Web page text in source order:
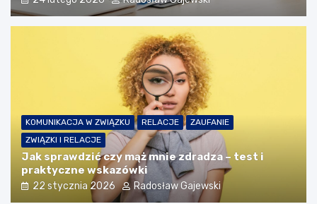
KOMUNIKACJA W ZWIĄZKU RELACJE
ZAUFANIE
ZWIĄZKI I RELACJE
Jak sprawdzić czy mąż mnie zdradza – test i
praktyczne wskazówki
22 stycznia 2026 Radosław Gajewski